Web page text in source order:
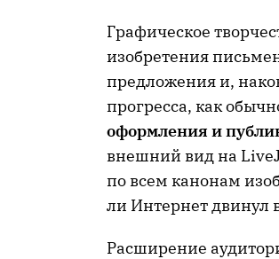
Графическое
изобретения
предложения и,
прогресса, как
оформления и
внешний вид на
по всем канонам
ли Интернет двинул
Расширение